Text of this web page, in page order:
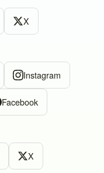
X
Instagram
Facebook
X